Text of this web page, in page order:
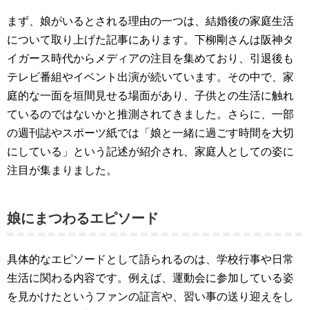
まず、娘がいるとされる理由の一つは、結婚後の家庭生活
について取り上げた記事にあります。下柳剛さんは阪神タ
イガース時代からメディアの注目を集めており、引退後も
テレビ番組やイベント出演が続いています。その中で、家
庭的な一面を垣間見せる場面があり、子供との生活に触れ
ているのではないかと推測されてきました。さらに、一部
の週刊誌やスポーツ紙では「娘と一緒に過ごす時間を大切
にしている」という記述が紹介され、家庭人としての姿に
注目が集まりました。
娘にまつわるエピソード
具体的なエピソードとして語られるのは、学校行事や日常
生活に関わる内容です。例えば、運動会に参加している姿
を見かけたというファンの証言や、習い事の送り迎えをし